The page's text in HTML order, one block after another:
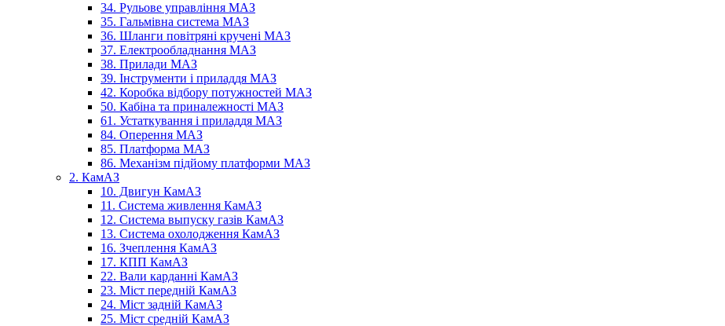
34. Рульове управління МАЗ
35. Гальмівна система МАЗ
36. Шланги повітряні кручені МАЗ
37. Електрообладнання МАЗ
38. Прилади МАЗ
39. Інструменти і приладдя МАЗ
42. Коробка відбору потужностей МАЗ
50. Кабіна та приналежності МАЗ
61. Устаткування і приладдя МАЗ
84. Оперення МАЗ
85. Платформа МАЗ
86. Механізм підйому платформи МАЗ
2. КамАЗ
10. Двигун КамАЗ
11. Система живлення КамАЗ
12. Система выпуску газів КамАЗ
13. Система охолодження КамАЗ
16. Зчеплення КамАЗ
17. КПП КамАЗ
22. Вали карданні КамАЗ
23. Міст передній КамАЗ
24. Міст задній КамАЗ
25. Міст средній КамАЗ